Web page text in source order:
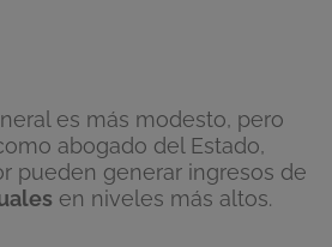
es más modesto, pero
abogado del Estado,
pueden generar ingresos de
en niveles más altos.